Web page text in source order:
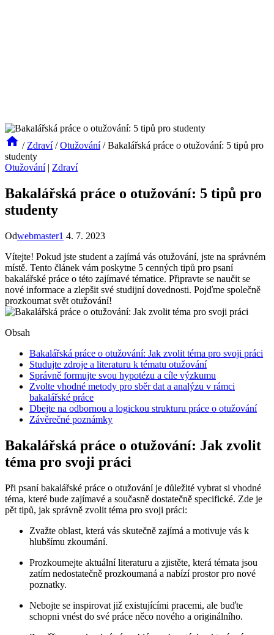
/ Zdraví / Otužování / Bakalářská práce o otužování: 5 tipů pro
studenty
Otužování| Zdraví
Bakalářská práce o otužování: 5 tipů pro
studenty
Odwebmaster1 4. 7. 2023
Vítejte! Pokud jste student a zajímá vás otužování, jste na správném
místě. Tento článek vám poskytne 5 cenných tipů pro psaní
bakalářské práce o této zajímavé tématice. Připravte se naučit se
nové informace a zlepšit své studijní dovednosti. Pojďme společně
prozkoumat svět otužování!
Obsah
Bakalářská práce o otužování: Jak zvolit téma pro svoji práci
Studujte zdroje a literaturu k tématu otužování
Správně formujte svou hypotézu a cíle výzkumu
Zvolte vhodné metody pro sběr dat a analýzu v rámci
bakalářské práce
Dbejte na odbornou a logickou strukturu práce o otužování
Závěrečné poznámky
Bakalářská práce o otužování: Jak zvolit
téma pro svoji práci
Při psaní bakalářské práce o otužování je důležité vybrat si vhodné
téma, které bude zajímavé a současně dostatečně specifické. Zde je
pět tipů, jak správně zvolit téma pro svoji práci:
Zvažte oblast, která vás skutečně zajímá a motivuje vás k
hlubšímu zkoumání.
Prozkoumejte aktuální literaturu a zjistěte, která témata jsou
zatím nedostatečně prozkoumaná a nabízí prostor pro nové
poznatky.
Nebojte se inspirovat již existujícími pracemi, ale buďte
schopni vnést do své práce něco nového a originálního.